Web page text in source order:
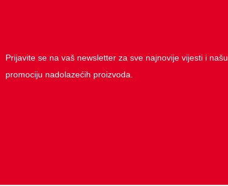
Prijavite se na vaš newsletter za sve najnovije vijesti i našu
promociju nadolazećih proizvoda.